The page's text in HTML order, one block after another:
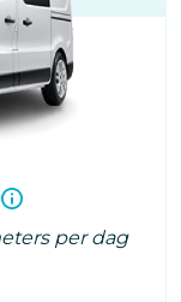
per dag